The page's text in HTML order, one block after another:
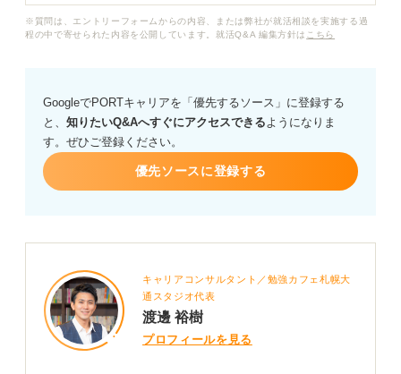
スーパーやコンビニでレジ打ちをしていたりするくらい
せん。
これから就活ネタ作りをするために本格的に活動をしよ
うと思いますが面接官からウケのいい経験は何になりま
すか？
※質問は、エントリーフォームからの内容、または弊社が就活相談を実施する過
程の中で寄せられた内容を公開しています。就活Q&A 編集方針は こちら
GoogleでPORTキャリアを「優先するソース」に登録する
と、 知りたいQ&Aへすぐにアクセスできるようになりま
す。ぜひご登録ください。
優先ソースに登録する
キャリアコンサルタント／勉強カフェ札幌大
通スタジオ代表
渡邊 裕樹
プロフィールを見る